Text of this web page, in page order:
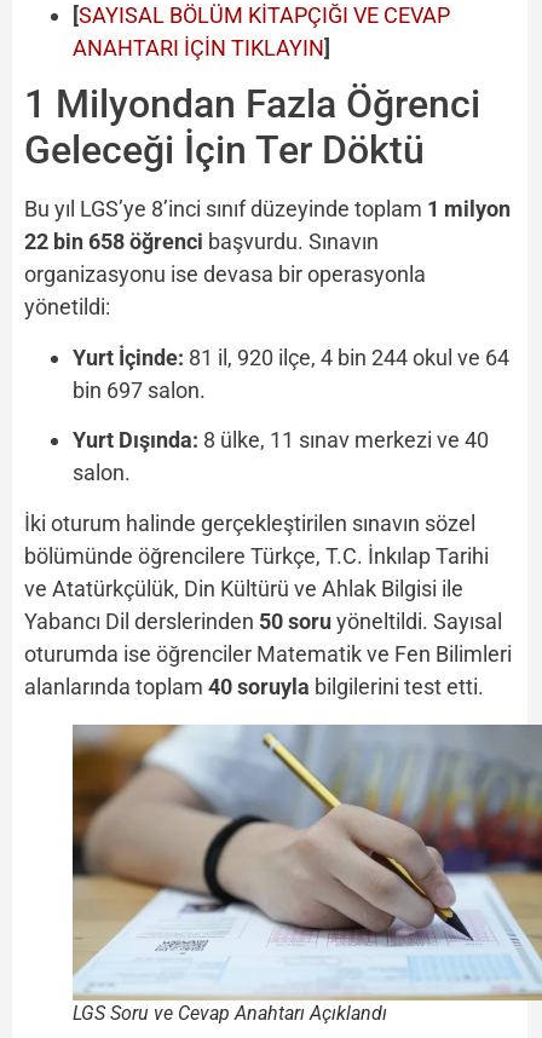
[SAYISAL BÖLÜM KİTAPÇIĞI VE CEVAP
ANAHTARI İÇİN TIKLAYIN]
1 Milyondan Fazla Öğrenci
Geleceği İçin Ter Döktü
Bu yıl LGS’ye 8’inci sınıf düzeyinde toplam 1 milyon
22 bin 658 öğrenci başvurdu. Sınavın
organizasyonu ise devasa bir operasyonla
yönetildi:
Yurt İçinde: 81 il, 920 ilçe, 4 bin 244 okul ve 64
bin 697 salon.
Yurt Dışında: 8 ülke, 11 sınav merkezi ve 40
salon.
İki oturum halinde gerçekleştirilen sınavın sözel
bölümünde öğrencilere Türkçe, T.C. İnkılap Tarihi
ve Atatürkçülük, Din Kültürü ve Ahlak Bilgisi ile
Yabancı Dil derslerinden 50 soruyöneltildi. Sayısal
oturumda ise öğrenciler Matematik ve Fen Bilimleri
alanlarında toplam 40 soruyla bilgilerini test etti.
LGS Soru ve Cevap Anahtarı Açıklandı